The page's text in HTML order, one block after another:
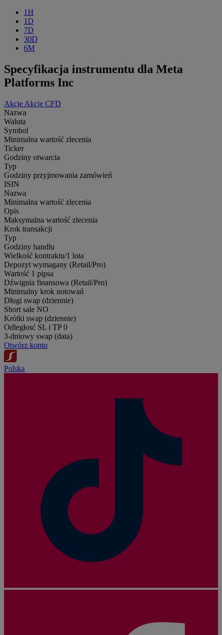
1H
1D
7D
30D
6M
Specyfikacja instrumentu dla Meta
Platforms Inc
Akcje Akcje CFD
Nazwa
Waluta
Symbol
Minimalna wartość zlecenia
Ticker
Godziny otwarcia
Typ
Godziny przyjmowania zamówień
ISIN
Nazwa
Minimalna wartość zlecenia
Opis
Maksymalna wartość zlecenia
Krok transakcji
Typ
Godziny handlu
Wielkość kontraktu/1 lota
Depozyt wymagany (Retail/Pro)
Wartość 1 pipsa
Dźwignia finansowa (Retail/Pro)
Minimalny krok notowań
Długi swap (dziennie)
Short sale NO
Krótki swap (dziennie)
Odległosć SL i TP 0
3-dniowy swap (data)
Otwórz konto
Polska